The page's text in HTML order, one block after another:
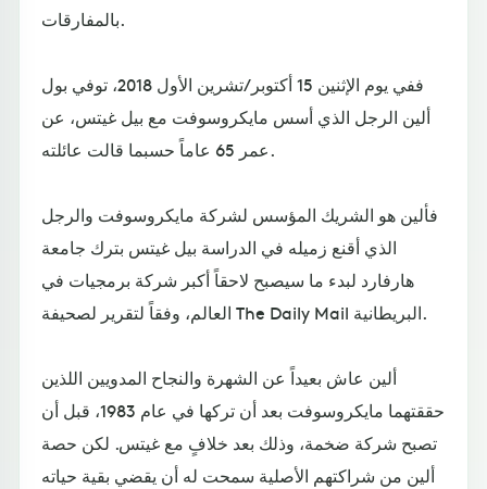
بالمفارقات.
ففي يوم الإثنين 15 أكتوبر/تشرين الأول 2018، توفي بول
ألين الرجل الذي أسس مايكروسوفت مع بيل غيتس، عن
عمر 65 عاماً حسبما قالت عائلته.
فألين هو الشريك المؤسس لشركة مايكروسوفت والرجل
الذي أقنع زميله في الدراسة بيل غيتس بترك جامعة
هارفارد لبدء ما سيصبح لاحقاً أكبر شركة برمجيات في
العالم، وفقاً لتقرير لصحيفة The Daily Mail البريطانية.
ألين عاش بعيداً عن الشهرة والنجاح المدويين اللذين
حققتهما مايكروسوفت بعد أن تركها في عام 1983، قبل أن
تصبح شركة ضخمة، وذلك بعد خلافٍ مع غيتس. لكن حصة
ألين من شراكتهم الأصلية سمحت له أن يقضي بقية حياته